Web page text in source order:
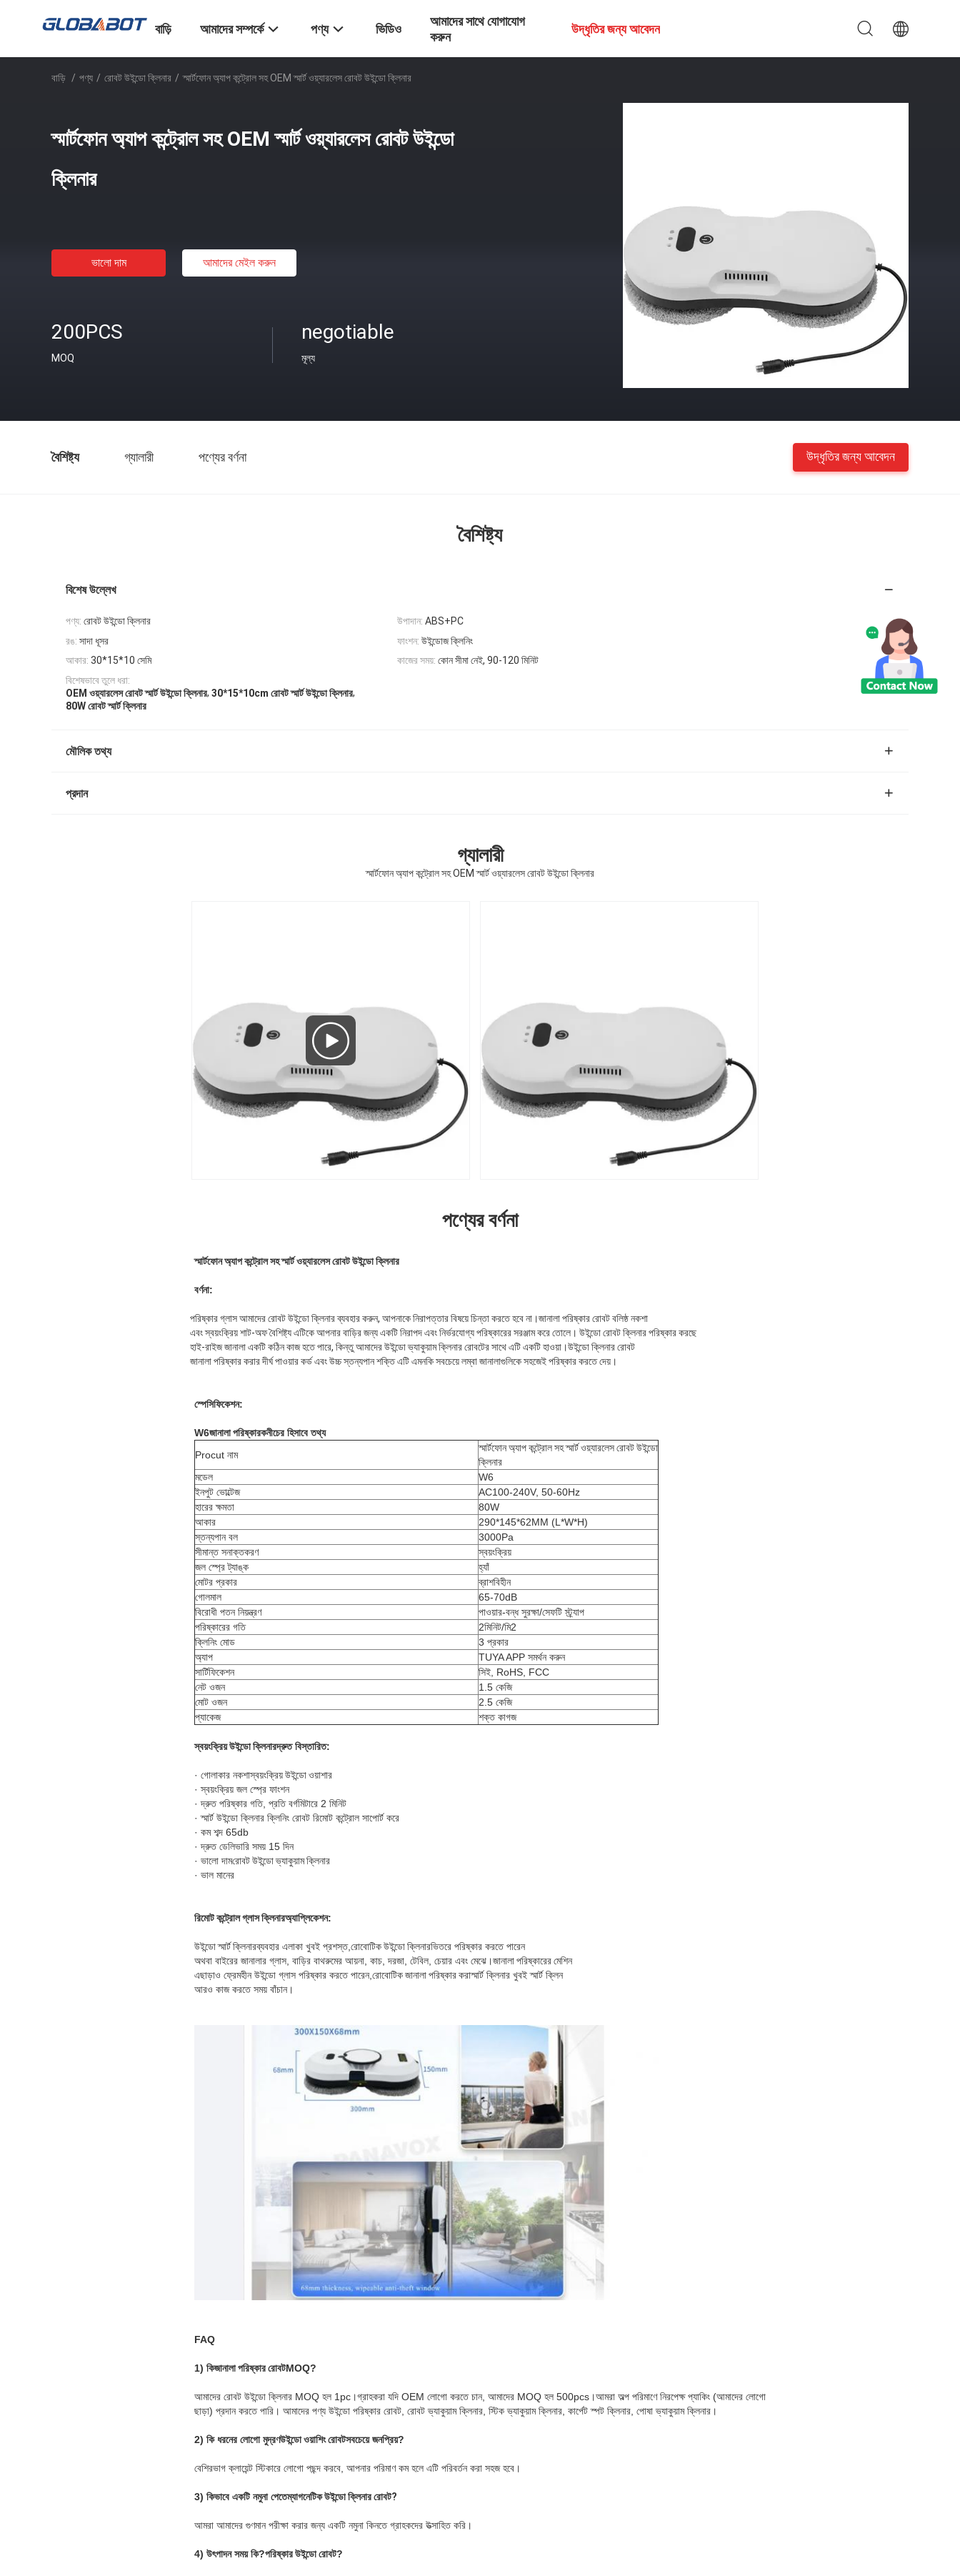
বাড়ি আমাদের সম্পর্কে পণ্য ভিডিও
আমাদের সাথে যোগাযোগ
করুন
উদ্ধৃতির জন্য আবেদন
বাড়ি / পণ্য / রোবট উইন্ডো ক্লিনার / স্মার্টফোন অ্যাপ কন্ট্রোল সহ OEM স্মার্ট ওয়্যারলেস রোবট উইন্ডো ক্লিনার
স্মার্টফোন অ্যাপ কন্ট্রোল সহ OEM স্মার্ট ওয়্যারলেস রোবট উইন্ডো
ক্লিনার
ভালো দাম আমাদের মেইল ​​করুন
200PCS
MOQ
negotiable
মূল্য
বৈশিষ্ট্য গ্যালারী পণ্যের বর্ণনা উদ্ধৃতির জন্য আবেদন
বৈশিষ্ট্য
বিশেষ উল্লেখ
পণ্য: রোবট উইন্ডো ক্লিনার উপাদান: ABS+PC
রঙ: সাদা ধূসর ফাংশন: উইন্ডোজ ক্লিনিং
আকার: 30*15*10 সেমি কাজের সময়: কোন সীমা নেই, 90-120 মিনিট
বিশেষভাবে তুলে ধরা:
OEM ওয়্যারলেস রোবট স্মার্ট উইন্ডো ক্লিনার, 30*15*10cm রোবট স্মার্ট উইন্ডো ক্লিনার,
80W রোবট স্মার্ট ক্লিনার
মৌলিক তথ্য
প্রদান
গ্যালারী
স্মার্টফোন অ্যাপ কন্ট্রোল সহ OEM স্মার্ট ওয়্যারলেস রোবট উইন্ডো ক্লিনার
পণ্যের বর্ণনা
স্মার্টফোন অ্যাপ কন্ট্রোল সহ স্মার্ট ওয়্যারলেস রোবট উইন্ডো ক্লিনার
বর্ণনা:
পরিষ্কার গ্লাস আমাদের রোবট উইন্ডো ক্লিনার ব্যবহার করুন, আপনাকে নিরাপত্তার বিষয়ে চিন্তা করতে হবে না।জানালা পরিষ্কার রোবট বলিষ্ঠ নকশা
এবং স্বয়ংক্রিয় শাট-অফ বৈশিষ্ট্য এটিকে আপনার বাড়ির জন্য একটি নিরাপদ এবং নির্ভরযোগ্য পরিষ্কারের সরঞ্জাম করে তোলে। উইন্ডো রোবট ক্লিনার পরিষ্কার করছে
হাই-রাইজ জানালা একটি কঠিন কাজ হতে পারে, কিন্তু আমাদের উইন্ডো ভ্যাকুয়াম ক্লিনার রোবটের সাথে এটি একটি হাওয়া।উইন্ডো ক্লিনার রোবট
জানালা পরিষ্কার করার দীর্ঘ পাওয়ার কর্ড এবং উচ্চ স্তন্যপান শক্তি এটি এমনকি সবচেয়ে লম্বা জানালাগুলিকে সহজেই পরিষ্কার করতে দেয়।
স্পেসিফিকেশন:
W6জানালা পরিষ্কারকনীচের হিসাবে তথ্য
Procut নাম
স্মার্টফোন অ্যাপ কন্ট্রোল সহ স্মার্ট ওয়্যারলেস রোবট উইন্ডো
ক্লিনার
মডেল
W6
ইনপুট ভোল্টেজ
AC100-240V, 50-60Hz
হারের ক্ষমতা
80W
আকার
290*145*62MM (L*W*H)
স্তন্যপান বল
3000Pa
সীমান্ত সনাক্তকরণ
স্বয়ংক্রিয়
জল স্প্রে ট্যাঙ্ক
হ্যাঁ
মোটর প্রকার
ব্রাশবিহীন
গোলমাল
65-70dB
বিরোধী পতন নিয়ন্ত্রণ
পাওয়ার-বন্ধ সুরক্ষা/সেফটি স্ট্র্যাপ
পরিষ্কারের গতি
2মিনিট/মি2
ক্লিনিং মোড
3 প্রকার
অ্যাপ
TUYA APP সমর্থন করুন
সার্টিফিকেশন
সিই, RoHS, FCC
নেট ওজন
1.5 কেজি
মোট ওজন
2.5 কেজি
প্যাকেজ
শক্ত কাগজ
স্বয়ংক্রিয় উইন্ডো ক্লিনারদ্রুত বিস্তারিত:
· গোলাকার নকশাস্বয়ংক্রিয় উইন্ডো ওয়াশার
· স্বয়ংক্রিয় জল স্প্রে ফাংশন
· দ্রুত পরিষ্কার গতি, প্রতি বর্গমিটারে 2 মিনিট
· স্মার্ট উইন্ডো ক্লিনার ক্লিনিং রোবট রিমোট কন্ট্রোল সাপোর্ট করে
· কম শব্দ 65db
· দ্রুত ডেলিভারি সময় 15 দিন
· ভালো দামরোবট উইন্ডো ভ্যাকুয়াম ক্লিনার
· ভাল মানের
রিমোট কন্ট্রোল গ্লাস ক্লিনারঅ্যাপ্লিকেশন:
উইন্ডো স্মার্ট ক্লিনারব্যবহার এলাকা খুবই প্রশস্ত,রোবোটিক উইন্ডো ক্লিনারভিতরে পরিষ্কার করতে পারেন
অথবা বাইরের জানালার গ্লাস, বাড়ির বাথরুমের আয়না, কাচ, দরজা, টেবিল, চেয়ার এবং মেঝে।জানালা পরিষ্কারের মেশিন
এছাড়াও ফ্রেমহীন উইন্ডো গ্লাস পরিষ্কার করতে পারেন,রোবোটিক জানালা পরিষ্কার করাস্মার্ট ক্লিনার খুবই স্মার্ট ক্লিন
আরও কাজ করতে সময় বাঁচান।
FAQ
1) কিজানালা পরিষ্কার রোবটMOQ?
আমাদের রোবট উইন্ডো ক্লিনার MOQ হল 1pc।গ্রাহকরা যদি OEM লোগো করতে চান, আমাদের MOQ হল 500pcs।আমরা অল্প পরিমাণে নিরপেক্ষ প্যাকিং (আমাদের লোগো
ছাড়া) প্রদান করতে পারি। আমাদের পণ্য উইন্ডো পরিষ্কার রোবট, রোবট ভ্যাকুয়াম ক্লিনার, স্টিক ভ্যাকুয়াম ক্লিনার, কার্পেট স্পট ক্লিনার, পোষা ভ্যাকুয়াম ক্লিনার।
2) কি ধরনের লোগো মুদ্রণউইন্ডো ওয়াশিং রোবটসবচেয়ে জনপ্রিয়?
বেশিরভাগ ক্লায়েন্ট স্টিকারে লোগো পছন্দ করবে, আপনার পরিমাণ কম হলে এটি পরিবর্তন করা সহজ হবে।
3) কিভাবে একটি নমুনা পেতেম্যাগনেটিক উইন্ডো ক্লিনার রোবট?
আমরা আমাদের গুণমান পরীক্ষা করার জন্য একটি নমুনা কিনতে গ্রাহকদের উত্সাহিত করি।
4) উৎপাদন সময় কি?পরিষ্কার উইন্ডো রোবট?